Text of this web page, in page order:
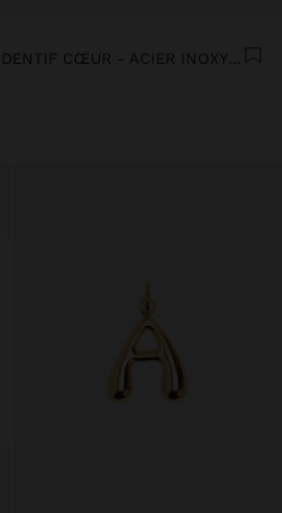
BRACELET BICOLORE AVEC PENDENTIF CŒUR - ACIER INOXYDABLE